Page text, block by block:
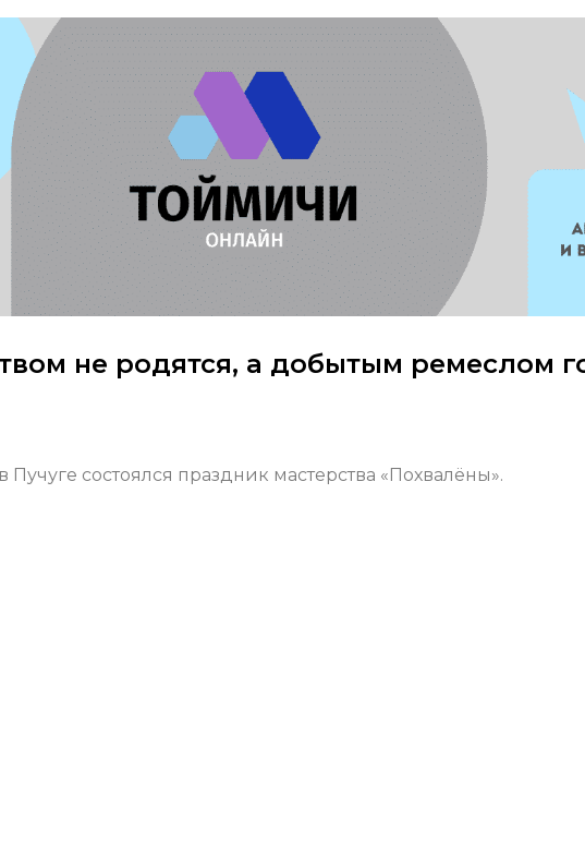
не родятся, а добытым ремеслом
Пучуге состоялся праздник мастерства «Похвалёны».